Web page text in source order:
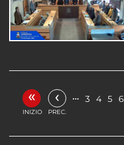
«
INIZIO
‹
PREC.
… 3 4 5 6